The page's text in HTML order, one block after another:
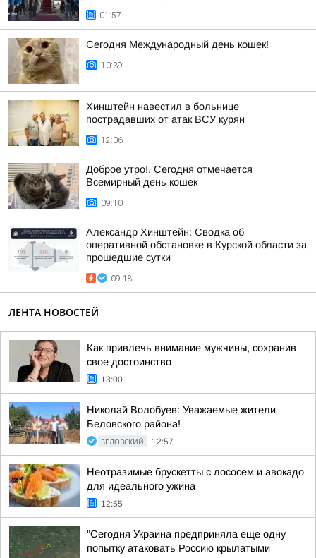
01:57
Сегодня Международный день кошек!
10:39
Хинштейн навестил в больнице
пострадавших от атак ВСУ курян
12:06
Доброе утро!. Сегодня отмечается
Всемирный день кошек
09:10
Александр Хинштейн: Сводка об
оперативной обстановке в Курской области за
прошедшие сутки
09:18
ЛЕНТА НОВОСТЕЙ
Как привлечь внимание мужчины, сохранив
свое достоинство
13:00
Николай Волобуев: Уважаемые жители
Беловского района!
БЕЛОВСКИЙ 12:57
Неотразимые брускетты с лососем и авокадо
для идеального ужина
12:55
"Сегодня Украина предприняла еще одну
попытку атаковать Россию крылатыми